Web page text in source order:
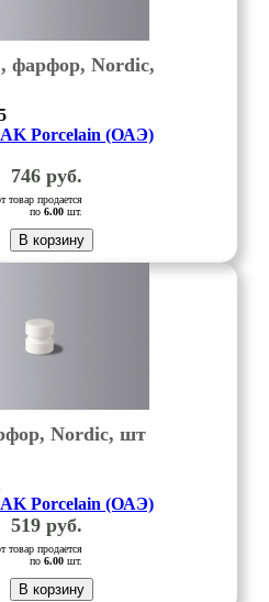
фарфор, Nordic,
Porcelain (ОАЭ)
746руб.
товар продается
по 6.00шт.
В корзину
Nordic, шт
Porcelain (ОАЭ)
519руб.
товар продается
по 6.00шт.
В корзину